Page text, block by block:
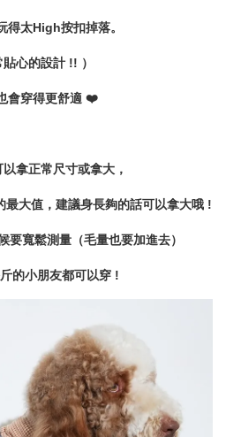
得太High按扣掉落。
貼心的設計 !! ）
會穿得更舒適 ❤️
拿正常尺寸或拿大，
最大值，建議身長夠的話可以拿大哦 !
要寬鬆測量（毛量也要加進去）
的小朋友都可以穿 !